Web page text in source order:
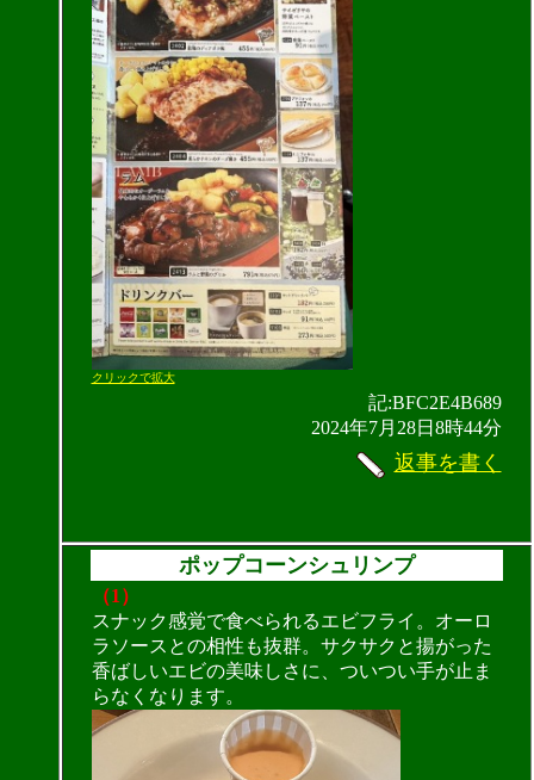
クリックで拡大
記:BFC2E4B689
2024年7月28日8時44分
返事を書く
ポップコーンシュリンプ
（1）
スナック感覚で食べられるエビフライ。オーロ
ラソースとの相性も抜群。サクサクと揚がった
香ばしいエビの美味しさに、ついつい手が止ま
らなくなります。